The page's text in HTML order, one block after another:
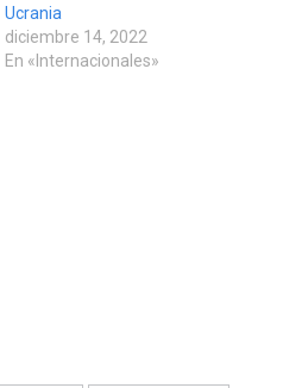
Ucrania
diciembre 14, 2022
En «Internacionales»